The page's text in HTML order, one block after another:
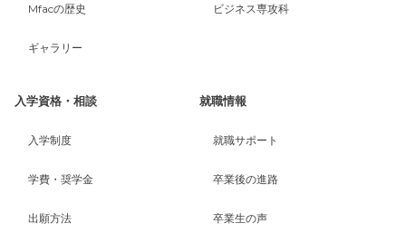
Mfacの歴史
ギャラリー
ビジネス専攻科
入学資格・相談
入学制度
学費・奨学金
出願方法
就職情報
就職サポート
卒業後の進路
卒業生の声